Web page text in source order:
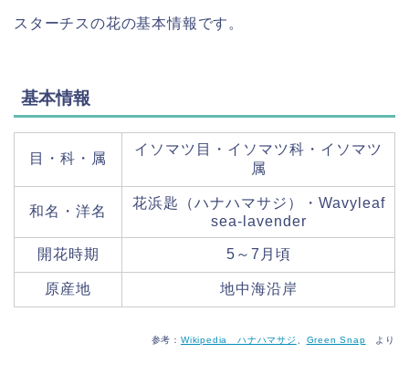
スターチスの花の基本情報です。
基本情報
目・科・属
イソマツ目・イソマツ科・イソマツ
属
和名・洋名
花浜匙（ハナハマサジ）・Wavyleaf
sea-lavender
開花時期 5～7月頃
原産地 地中海沿岸
参考： Wikipedia ハナハマサジ Green Snap より